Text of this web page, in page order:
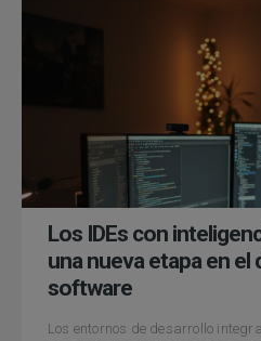
Los IDEs con
una nueva etapa en el
software
Los entornos de desarrollo